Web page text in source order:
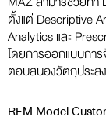
ตั้งแต่ Descriptive
Analytics และ
โดยการออกแบบกา
ตอบสนองวัตถุประส
RFM Model